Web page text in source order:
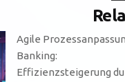
Agile
Banking:
Effizienzsteigerung